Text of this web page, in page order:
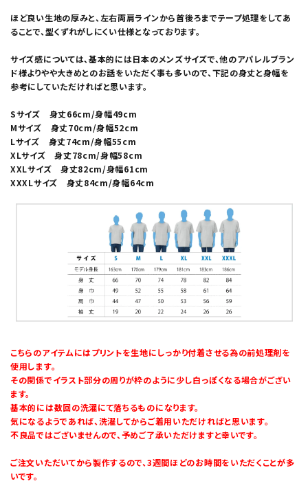
ほど良い生地の厚みと、左右両肩ラインから首後ろまでテープ処理をしてあ
ることで、型くずれがしにくい仕様となっております。
サイズ感については、基本的には日本のメンズサイズで、他のアパレルブラン
ド様よりやや大きめとのお話をいただく事も多いので、下記の身丈と身幅を
参考にしていただければと思います。
Sサイズ 身丈66cm/身幅49cm
Mサイズ 身丈70cm/身幅52cm
Lサイズ 身丈74cm/身幅55cm
XLサイズ 身丈78cm/身幅58cm
XXLサイズ 身丈82cm/身幅61cm
XXXLサイズ 身丈84cm/身幅64cm
こちらのアイテムにはプリントを生地にしっかり付着させる為の前処理剤を
使用します。
その関係でイラスト部分の周りが枠のように少し白っぽくなる場合がござい
ます。
基本的には数回の洗濯にて落ちるものになります。
気になるようであれば、洗濯してからご着用いただければと思います。
不良品ではございませんので、予めご了承いただけますと幸いです。
ご注文いただいてから製作するので、3週間ほどのお時間をいただくことが多
いです。